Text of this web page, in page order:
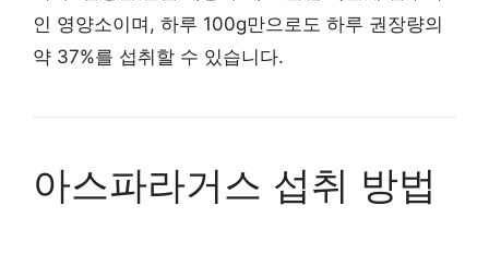
인 영양소이며, 하루 100g만으로도 하루 권장량의
약 37%를 섭취할 수 있습니다.
아스파라거스 섭취 방법